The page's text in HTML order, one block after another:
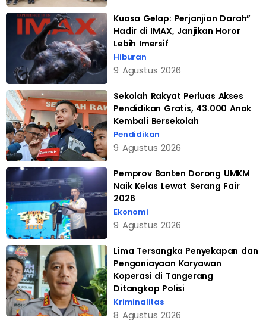
Kuasa Gelap: Perjanjian Darah”
Hadir di IMAX, Janjikan Horor
Lebih Imersif
Hiburan
9 Agustus 2026
Sekolah Rakyat Perluas Akses
Pendidikan Gratis, 43.000 Anak
Kembali Bersekolah
Pendidikan
9 Agustus 2026
Pemprov Banten Dorong UMKM
Naik Kelas Lewat Serang Fair
2026
Ekonomi
9 Agustus 2026
Lima Tersangka Penyekapan dan
Penganiayaan Karyawan
Koperasi di Tangerang
Ditangkap Polisi
Kriminalitas
8 Agustus 2026